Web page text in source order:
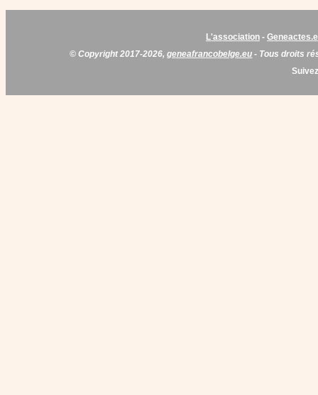
L'association -
© Copyright 2017-2026,geneafrancobelge.eu - Tous droits